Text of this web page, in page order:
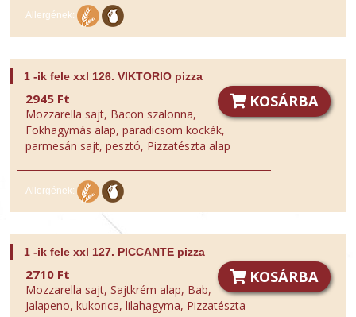
Allergének:
KOSÁRBA
1 -ik fele xxl 126. VIKTORIO pizza
2945 Ft
Mozzarella sajt, Bacon szalonna,
Fokhagymás alap, paradicsom kockák,
parmesán sajt, pesztó, Pizzatészta alap
Allergének:
KOSÁRBA
1 -ik fele xxl 127. PICCANTE pizza
2710 Ft
Mozzarella sajt, Sajtkrém alap, Bab,
Jalapeno, kukorica, lilahagyma, Pizzatészta